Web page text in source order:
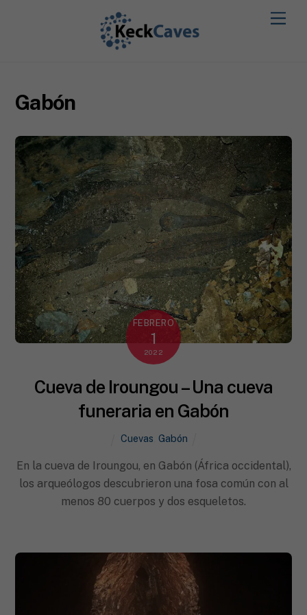
Gabón
FEBRERO
1
2022
Cueva de Iroungou – Una cueva
funeraria en Gabón
Cuevas ,Gabón
En la cueva de Iroungou, en Gabón (África occidental),
los arqueólogos descubrieron una fosa común con al
menos 80 cuerpos y dos esqueletos.